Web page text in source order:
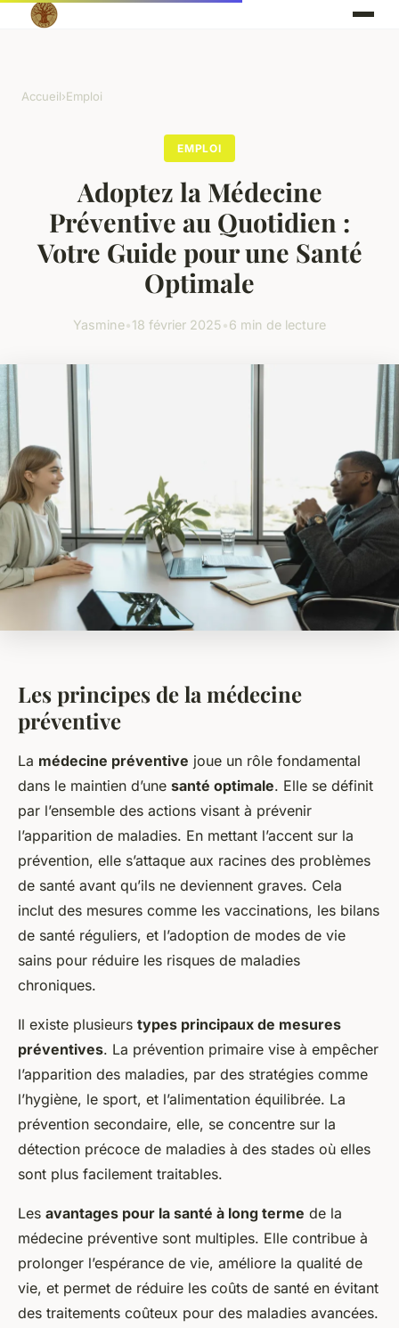
Accueil›Emploi
EMPLOI
Adoptez la Médecine
Préventive au Quotidien :
Votre Guide pour une Santé
Optimale
Yasmine•18 février 2025•6 min de lecture
Les principes de la médecine
préventive
La médecine préventive joue un rôle fondamental
dans le maintien d’une santé optimale. Elle se définit
par l’ensemble des actions visant à prévenir
l’apparition de maladies. En mettant l’accent sur la
prévention, elle s’attaque aux racines des problèmes
de santé avant qu’ils ne deviennent graves. Cela
inclut des mesures comme les vaccinations, les bilans
de santé réguliers, et l’adoption de modes de vie
sains pour réduire les risques de maladies
chroniques.
Il existe plusieurs types principaux de mesures
préventives. La prévention primaire vise à empêcher
l’apparition des maladies, par des stratégies comme
l’hygiène, le sport, et l’alimentation équilibrée. La
prévention secondaire, elle, se concentre sur la
détection précoce de maladies à des stades où elles
sont plus facilement traitables.
Les avantages pour la santé à long terme de la
médecine préventive sont multiples. Elle contribue à
prolonger l’espérance de vie, améliore la qualité de
vie, et permet de réduire les coûts de santé en évitant
des traitements coûteux pour des maladies avancées.